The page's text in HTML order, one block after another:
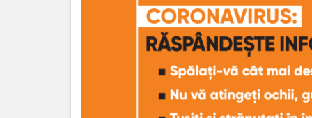
Subdiviziuni/Servicii